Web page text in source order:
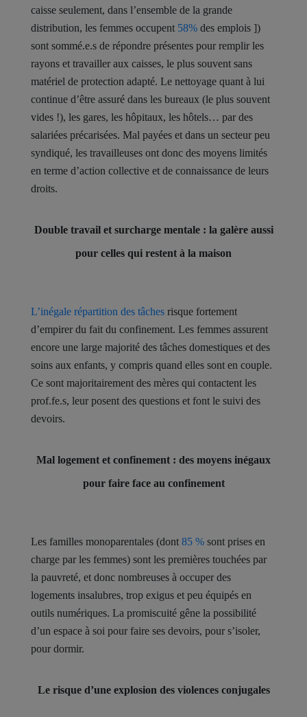
caisse seulement, dans l’ensemble de la grande
distribution, les femmes occupent 58% des emplois ])
sont sommé.e.s de répondre présentes pour remplir les
rayons et travailler aux caisses, le plus souvent sans
matériel de protection adapté. Le nettoyage quant à lui
continue d’être assuré dans les bureaux (le plus souvent
vides !), les gares, les hôpitaux, les hôtels… par des
salariées précarisées. Mal payées et dans un secteur peu
syndiqué, les travailleuses ont donc des moyens limités
en terme d’action collective et de connaissance de leurs
droits.
Double travail et surcharge mentale : la galère aussi
pour celles qui restent à la maison
L’inégale répartition des tâches risque fortement
d’empirer du fait du confinement. Les femmes assurent
encore une large majorité des tâches domestiques et des
soins aux enfants, y compris quand elles sont en couple.
Ce sont majoritairement des mères qui contactent les
prof.fe.s, leur posent des questions et font le suivi des
devoirs.
Mal logement et confinement : des moyens inégaux
pour faire face au confinement
Les familles monoparentales (dont 85 % sont prises en
charge par les femmes) sont les premières touchées par
la pauvreté, et donc nombreuses à occuper des
logements insalubres, trop exigus et peu équipés en
outils numériques. La promiscuité gêne la possibilité
d’un espace à soi pour faire ses devoirs, pour s’isoler,
pour dormir.
Le risque d’une explosion des violences conjugales